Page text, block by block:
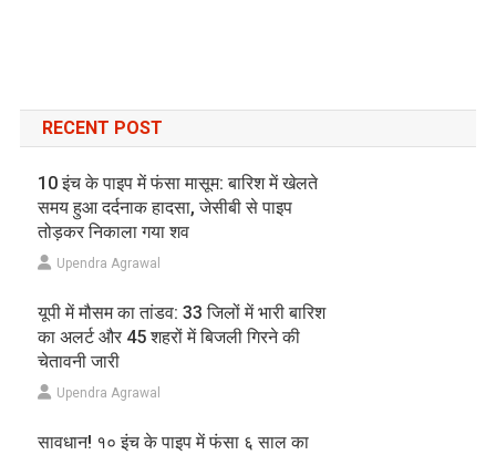
RECENT POST
10 इंच के पाइप में फंसा मासूम: बारिश में खेलते
समय हुआ दर्दनाक हादसा, जेसीबी से पाइप
तोड़कर निकाला गया शव
Upendra Agrawal
यूपी में मौसम का तांडव: 33 जिलों में भारी बारिश
का अलर्ट और 45 शहरों में बिजली गिरने की
चेतावनी जारी
Upendra Agrawal
सावधान! १० इंच के पाइप में फंसा ६ साल का